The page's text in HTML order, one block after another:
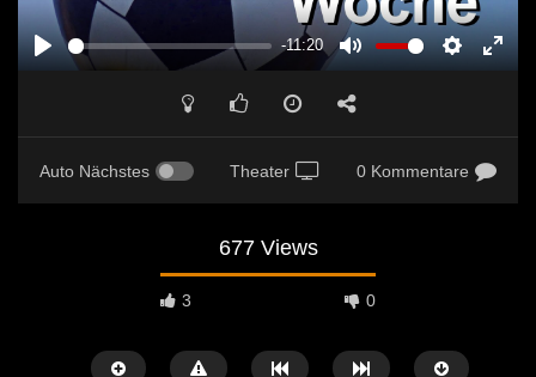
PLAY
-11:20
MUTE SETTINGS
Auto Nächstes Theater 0 Kommentare
677 Views
3 0